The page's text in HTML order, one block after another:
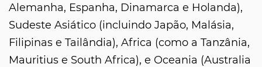
Alemanha, Espanha, Dinamarca e Holanda),
Sudeste Asiático (incluindo Japão, Malásia,
Filipinas e Tailândia), Africa (como a Tanzânia,
Mauritius e South Africa), e Oceania (Australia